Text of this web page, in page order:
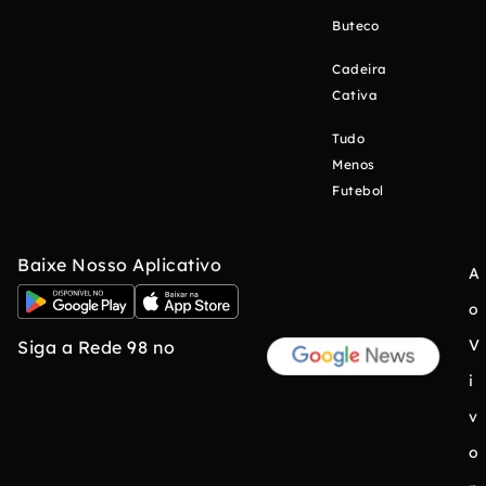
Buteco
Cadeira
Cativa
Tudo
Menos
Futebol
Baixe Nosso Aplicativo
Siga a Rede 98 no
A
o
V
i
v
o